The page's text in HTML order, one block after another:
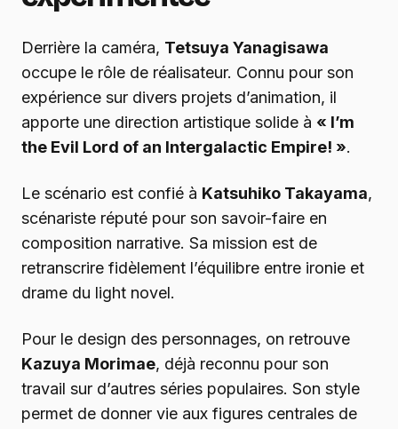
Derrière la caméra, Tetsuya Yanagisawa
occupe le rôle de réalisateur. Connu pour son
expérience sur divers projets d’animation, il
apporte une direction artistique solide à « I’m
the Evil Lord of an Intergalactic Empire! ».
Le scénario est confié à Katsuhiko Takayama,
scénariste réputé pour son savoir-faire en
composition narrative. Sa mission est de
retranscrire fidèlement l’équilibre entre ironie et
drame du light novel.
Pour le design des personnages, on retrouve
Kazuya Morimae, déjà reconnu pour son
travail sur d’autres séries populaires. Son style
permet de donner vie aux figures centrales de